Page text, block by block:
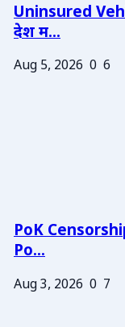
Uninsured
देश म...
Aug 5, 2026 0 6
PoK
Po...
Aug 3, 2026 0 7